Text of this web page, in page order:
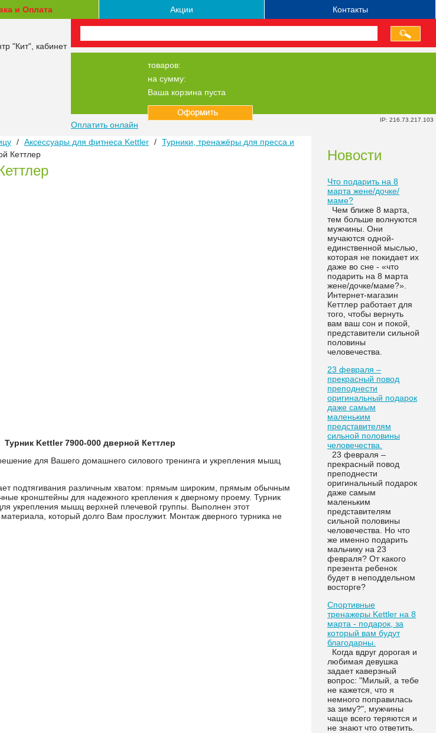
IP: 216.73.217.103
и Оплата Акции Контакты
"Кит", кабинет
товаров:
на сумму:
Ваша корзина пуста
Оплатить онлайн
/ Аксессуары для фитнеса Kettler / Турники, тренажёры для пресса и
Кеттлер
Турник Kettler 7900-000 дверной Кеттлер
для Вашего домашнего силового тренинга и укрепления мышц
подтягивания различным хватом: прямым широким, прямым обычным
кронштейны для надежного крепления к дверному проему. Турник
укрепления мышц верхней плечевой группы. Выполнен этот
который долго Вам прослужит. Монтаж дверного турника не
Новости
Что подарить на 8
марта жене/дочке/
маме?
Чем ближе 8 марта,
тем больше волнуются
мужчины. Они
мучаются одной-
единственной мыслью,
которая не покидает их
даже во сне - «что
подарить на 8 марта
жене/дочке/маме?».
Интернет-магазин
Кеттлер работает для
того, чтобы вернуть
вам ваш сон и покой,
представители сильной
половины
человечества.
23 февраля –
прекрасный повод
преподнести
оригинальный подарок
даже самым
маленьким
представителям
сильной половины
человечества.
23 февраля –
прекрасный повод
преподнести
оригинальный подарок
даже самым
маленьким
представителям
сильной половины
человечества. Но что
же именно подарить
мальчику на 23
февраля? От какого
презента ребенок
будет в неподдельном
восторге?
Спортивные
тренажеры Kettler на 8
марта - подарок, за
который вам будут
благодарны.
Когда вдруг дорогая и
любимая девушка
задает каверзный
вопрос: "Милый, а тебе
не кажется, что я
немного поправилась
за зиму?", мужчины
чаще всего теряются и
не знают что ответить.